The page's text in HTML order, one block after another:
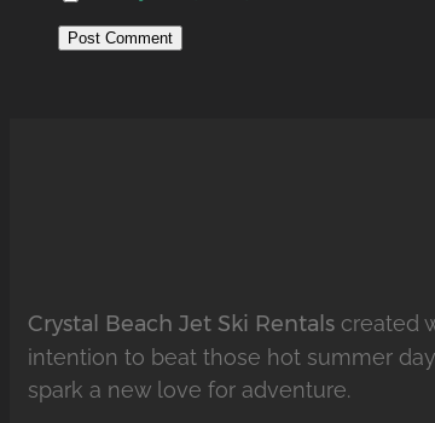
Crystal Beach Jet Ski Rentals created
intention to beat those hot summer
spark a new love for adventure.